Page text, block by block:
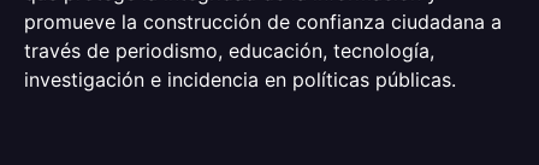
promueve la construcción de confianza ciudadana a
través de periodismo, educación, tecnología,
investigación e incidencia en políticas públicas.